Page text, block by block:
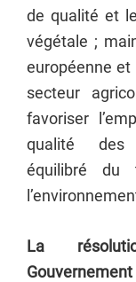
de qualité et
végétale ;
européenne
secteur
favoriser
qualité des
équilibré du
La